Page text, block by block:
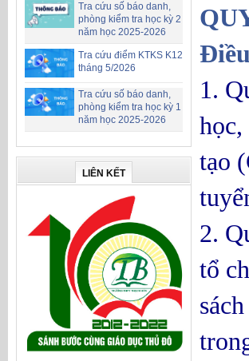
Tra cứu số báo danh,
phòng kiểm tra học kỳ 2
năm học 2025-2026
Tra cứu điểm KTKS K12
tháng 5/2026
Tra cứu số báo danh,
phòng kiểm tra học kỳ 1
năm học 2025-2026
LIÊN KẾT
1.
học,
tạo
2.
tổ